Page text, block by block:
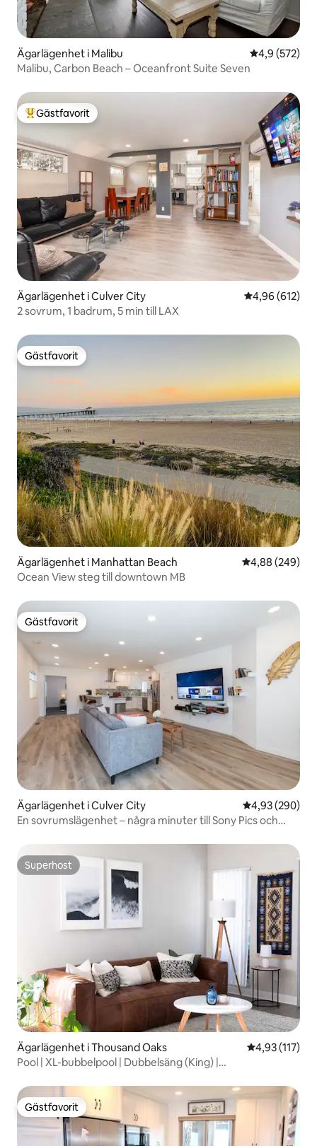
Ägarlägenhet i Malibu 4,9 av 5 i
4,9 (572)
Malibu, Carbon Beach – Oceanfront Suite Seven
Populär gästfavorit
Gästfavorit
Ägarlägenhet i Culver City 4,96 av 5 i
4,96 (612)
2 sovrum, 1 badrum, 5 min till LAX
Gästfavorit
Gästfavorit
Ägarlägenhet i Manhattan Beach 4,88 av 5 i
4,88 (249)
Ocean View steg till downtown MB
Gästfavorit
Gästfavorit
Ägarlägenhet i Culver City 4,93 av 5 i
4,93 (290)
En sovrumslägenhet – några minuter till Sony Pics och
Superhost
Superhost
Ägarlägenhet i Thousand Oaks 4,93 av 5 i
4,93 (117)
Pool | XL-bubbelpool | Dubbelsäng (King) |
Gästfavorit
Gästfavorit